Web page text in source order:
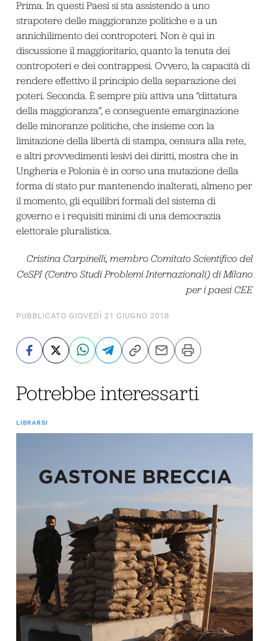
Prima. In questi Paesi si sta assistendo a uno
strapotere delle maggioranze politiche e a un
annichilimento dei contropoteri. Non è qui in
discussione il maggioritario, quanto la tenuta dei
contropoteri e dei contrappesi. Ovvero, la capacità di
rendere effettivo il principio della separazione dei
poteri. Seconda. È sempre più attiva una “dittatura
della maggioranza”, e conseguente emarginazione
delle minoranze politiche, che insieme con la
limitazione della libertà di stampa, censura alla rete,
e altri provvedimenti lesivi dei diritti, mostra che in
Ungheria e Polonia è in corso una mutazione della
forma di stato pur mantenendo inalterati, almeno per
il momento, gli equilibri formali del sistema di
governo e i requisiti minimi di una democrazia
elettorale pluralistica.
Cristina Carpinelli, membro Comitato Scientifico del
CeSPI (Centro Studi Problemi Internazionali) di Milano
per i paesi CEE
PUBBLICATO GIOVEDÌ 21 GIUGNO 2018
Potrebbe interessarti
LIBRARSI